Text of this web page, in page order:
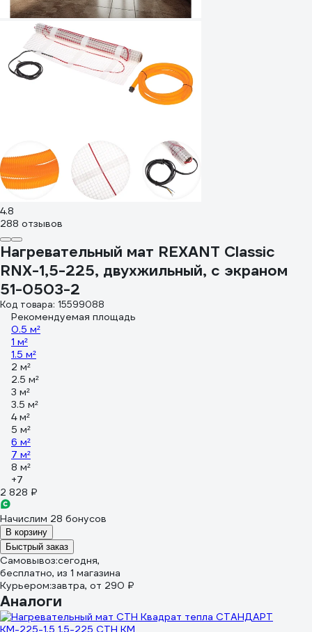
4.8
288 отзывов
Нагревательный мат REXANT Classic
RNX-1,5-225, двухжильный, с экраном
51-0503-2
Код товара: 15599088
Рекомендуемая площадь
0.5 м²
1 м²
1.5 м²
2 м²
2.5 м²
3 м²
3.5 м²
4 м²
5 м²
6 м²
7 м²
8 м²
+7
2 828 ₽
Начислим 28 бонусов
В корзину
Быстрый заказ
Самовывоз:сегодня,
бесплатно, из 1 магазина
Курьером:завтра, от 290 ₽
Аналоги